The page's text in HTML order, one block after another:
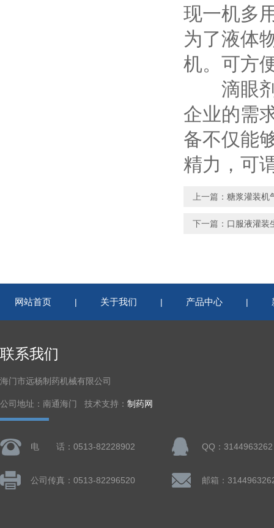
现一机多
为了液体
机。可方
滴眼剂
企业的需
备不仅能
精力，可
上一篇： 糖浆灌装机
下一篇： 口服液灌装
网站首页 | 关于我们 | 产品中心 |
联系我们
海门市远杨制药机械有限公司
公司地址：南通海门 技术支持： 制药网
电 话：0513-82228902 QQ：3144963262
公司传真：0513-82296520 邮箱：